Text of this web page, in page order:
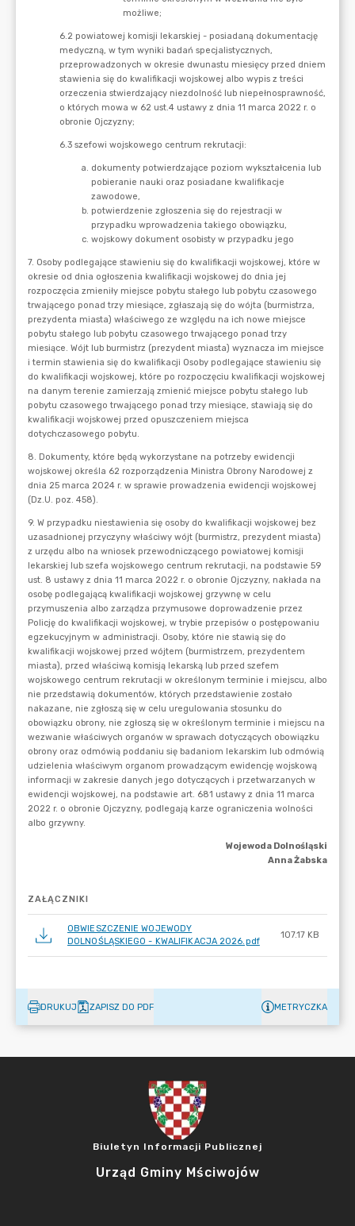
ZAŁĄCZNIKI
OBWIESZCZENIE WOJEWODY
DOLNOŚLĄSKIEGO - KWALIFIKACJA 2026.pdf
107.17 KB
DRUKUJ ZAPISZ DO PDF METRYCZKA
Biuletyn Informacji Publicznej
Urząd Gminy Mściwojów